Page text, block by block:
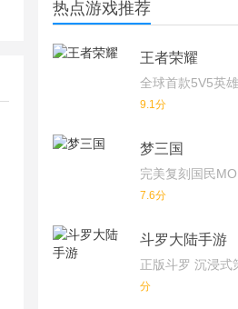
热点游戏推荐
王者荣耀
全球首款5V5英
9.1分
梦三国
完美复刻国民
7.6分
斗罗大陆手游
正版斗罗 沉浸式
分